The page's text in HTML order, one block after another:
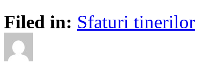
Filed in: Sfaturi tinerilor